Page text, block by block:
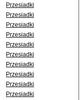
Przesiadki
Przesiadki
Przesiadki
Przesiadki
Przesiadki
Przesiadki
Przesiadki
Przesiadki
Przesiadki
Przesiadki